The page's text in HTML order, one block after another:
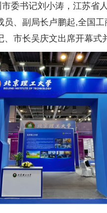
委书记刘小涛，江苏省
员、副局长卢鹏起,全国
市长吴庆文出席开幕式